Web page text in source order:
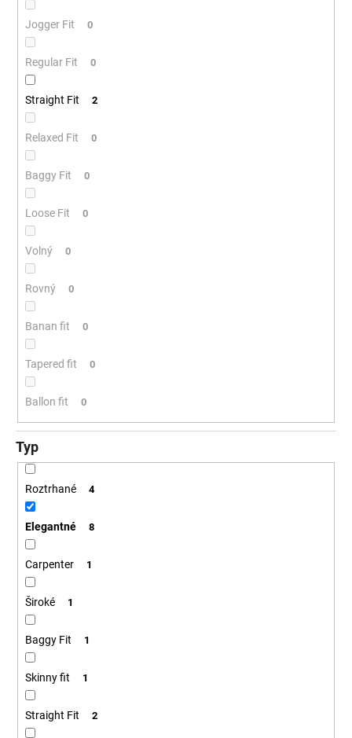
Jogger Fit 0
Regular Fit 0
Straight Fit 2
Relaxed Fit 0
Baggy Fit 0
Loose Fit 0
Volný 0
Rovný 0
Banan fit 0
Tapered fit 0
Ballon fit 0
Typ
Roztrhané 4
Elegantné 8
Carpenter 1
Široké 1
Baggy Fit 1
Skinny fit 1
Straight Fit 2